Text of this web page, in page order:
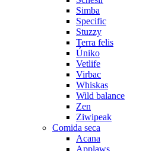
Simba
Specific
Stuzzy
Terra felis
Úniko
Vetlife
Virbac
Whiskas
Wild balance
Zen
Ziwipeak
Comida seca
Acana
Applaws